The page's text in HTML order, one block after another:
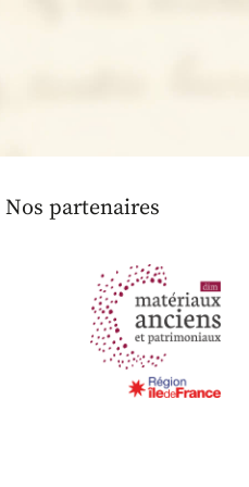
Nos partenaires